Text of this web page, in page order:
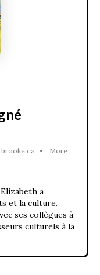
•
More
a
et la culture.
ses collègues à
culturels à la